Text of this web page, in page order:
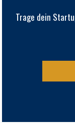
Trage dein